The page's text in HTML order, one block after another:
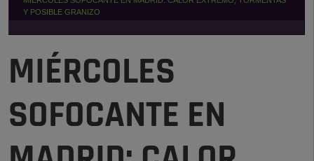
Y POSIBLE GRANIZO
MIÉRCOLES
SOFOCANTE EN